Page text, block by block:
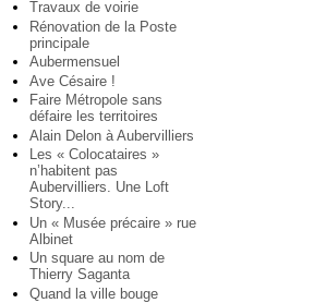
Travaux de voirie
Rénovation de la Poste
principale
Aubermensuel
Ave Césaire !
Faire Métropole sans
défaire les territoires
Alain Delon à Aubervilliers
Les « Colocataires »
n’habitent pas
Aubervilliers. Une Loft
Story...
Un « Musée précaire » rue
Albinet
Un square au nom de
Thierry Saganta
Quand la ville bouge